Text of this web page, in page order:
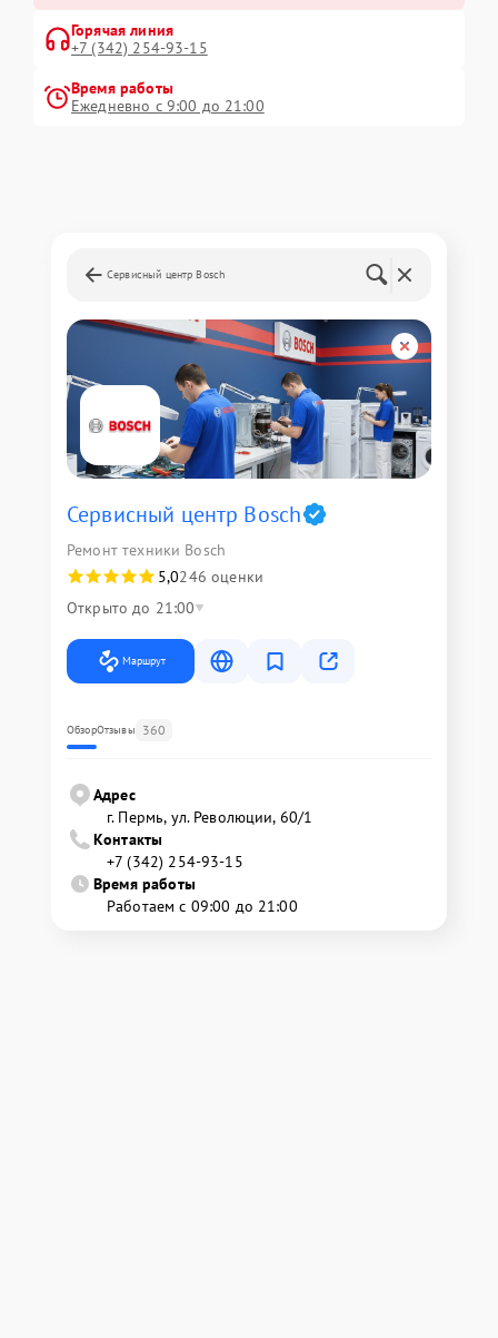
Горячая линия
+7 (342) 254-93-15
Время работы
Ежедневно с 9:00 до 21:00
Сервисный центр Bosch
Сервисный центр Bosch
Ремонт техники Bosch
5,0246 оценки
Открыто до 21:00
Маршрут
ОбзорОтзывы 360
Адрес
г. Пермь, ул. ​Революции, 60/1
Контакты
+7 (342) 254-93-15
Время работы
Работаем с 09:00 до 21:00